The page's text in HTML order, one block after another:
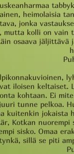
heimolaisia
jonka
mutta kolli on
osaava jäljittävä
iloisen
kohtaan. Ei
tunne pelkoa.
kuitenkin jokaista
Kotkan nuorempi
sisko. Omaa
sillä se piti